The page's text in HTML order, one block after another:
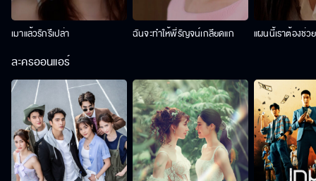
เมาแล้วรักรึเปล่า ฉันจะทำให้พี่รัญจน์เกลียดแก แผนนี้เราต้องช่ว
ละครออนแอร์